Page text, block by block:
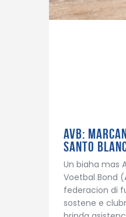
AVB:
SANTO
Un biaha mas
Voetbal Bond
federacion di
sostene e